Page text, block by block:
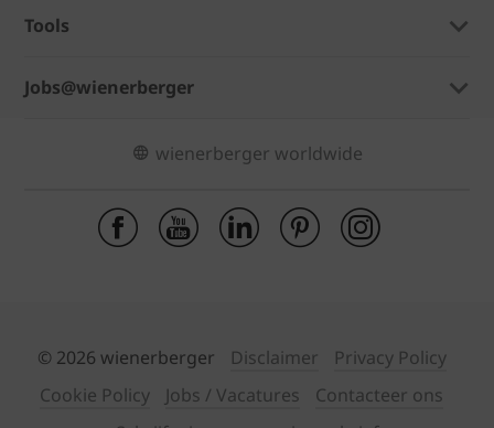
Tools
Jobs@wienerberger
wienerberger worldwide
© 2026 wienerberger Disclaimer
Privacy Policy
Cookie Policy
Jobs / Vacatures
Contacteer ons